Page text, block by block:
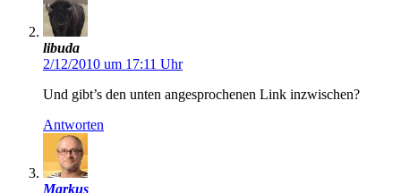
libuda
2/12/2010 um 17:11 Uhr
Und gibt’s den unten angesprochenen Link inzwischen?
Antworten
Markus